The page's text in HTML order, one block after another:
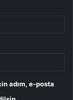
adım, e-posta